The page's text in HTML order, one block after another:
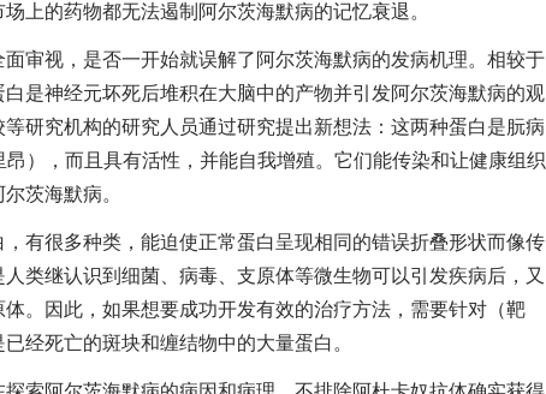
上的药物都无法遏制阿尔茨海默病的记忆衰退。
视，是否一开始就误解了阿尔茨海默病的发病机理。相较于
白是神经元坏死后堆积在大脑中的产物并引发阿尔茨海默病的观
研究机构的研究人员通过研究提出新想法：这两种蛋白是朊病
），而且具有活性，并能自我增殖。它们能传染和让健康组织
茨海默病。
很多种类，能迫使正常蛋白呈现相同的错误折叠形状而像传
类继认识到细菌、病毒、支原体等微生物可以引发疾病后，又
。因此，如果想要成功开发有效的治疗方法，需要针对（靶
经死亡的斑块和缠结物中的大量蛋白。